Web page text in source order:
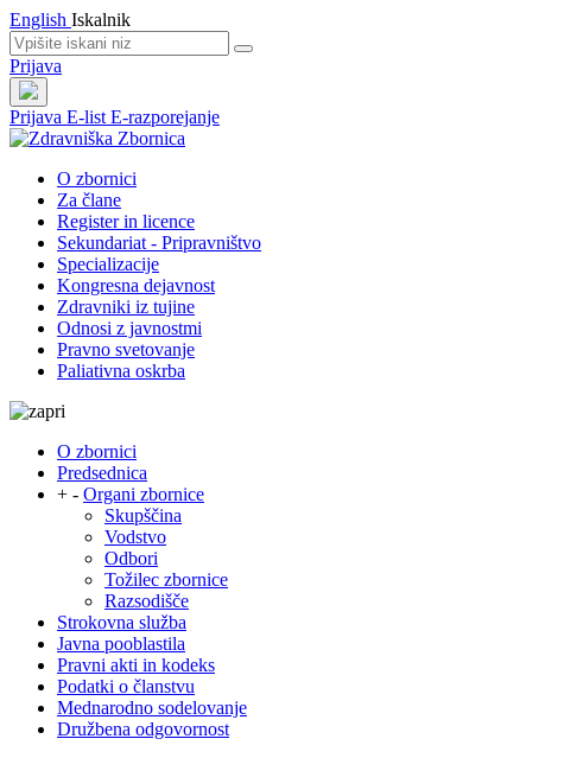
English Iskalnik
Prijava
Prijava E-list E-razporejanje
O zbornici
Za člane
Register in licence
Sekundariat - Pripravništvo
Specializacije
Kongresna dejavnost
Zdravniki iz tujine
Odnosi z javnostmi
Pravno svetovanje
Paliativna oskrba
O zbornici
Predsednica
+ - Organi zbornice
Skupščina
Vodstvo
Odbori
Tožilec zbornice
Razsodišče
Strokovna služba
Javna pooblastila
Pravni akti in kodeks
Podatki o članstvu
Mednarodno sodelovanje
Družbena odgovornost